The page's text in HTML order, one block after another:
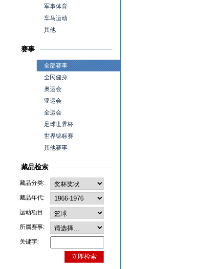
军事体育
车马运动
其他
赛事
全部赛事
全民健身
奥运会
亚运会
全运会
足球世界杯
世界锦标赛
其他赛事
藏品检索
藏品分类:
藏品年代:
运动项目:
所属赛事:
关键字: